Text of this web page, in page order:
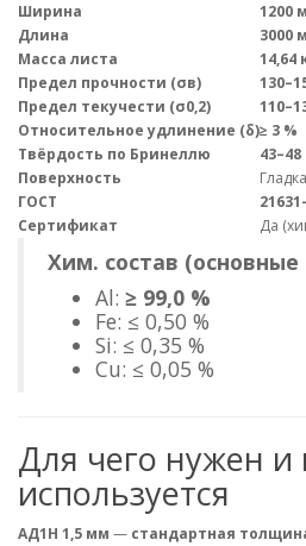
Ширина
1200
Длина
3000
Масса листа
14,64
Предел прочности (σв)
Предел текучести (σ0,2)
Относительное удлинение (δ)≥ 3 %
Твёрдость по Бринеллю
43–48
Поверхность
ГОСТ
Сертификат
Да
Хим. состав
Al: ≥ 99,0 %
Fe: ≤ 0,50 %
Si: ≤ 0,35 %
Cu: ≤ 0,05 %
Для чего нужен и
используется
АД1Н 1,5 мм — стандартная